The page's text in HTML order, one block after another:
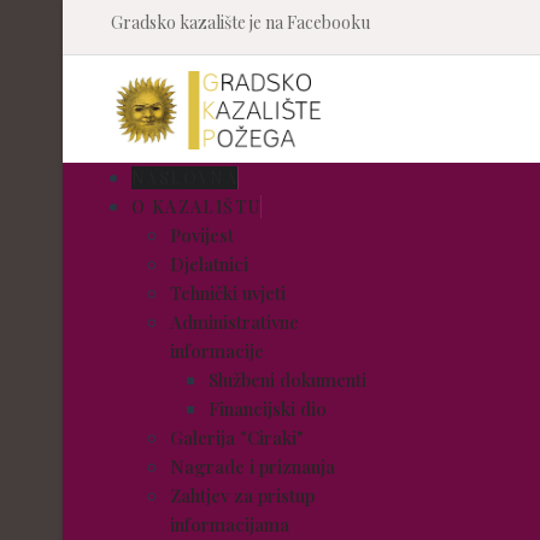
Gradsko kazalište je na Facebooku
O KAZALIŠTU
Povijest
Djelatnici
Tehnički uvjeti
Administrativne
informacije
Službeni dokumenti
Financijski dio
Galerija "Ciraki"
Nagrade i priznanja
Zahtjev za pristup
informacijama